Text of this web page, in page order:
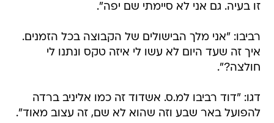
זו בעיה. גם אני לא סיימתי שם יפה".
רביבו: "אני מלך הבישולים של הקבוצה בכל הזמנים.
איך זה שעד היום לא עשו לי איזה טקס ונתנו לי
חולצה?".
דגו: "דוד רביבו למ.ס. אשדוד זה כמו אליניב ברדה
להפועל באר שבע וזה שהוא לא שם, זה עצוב מאוד".